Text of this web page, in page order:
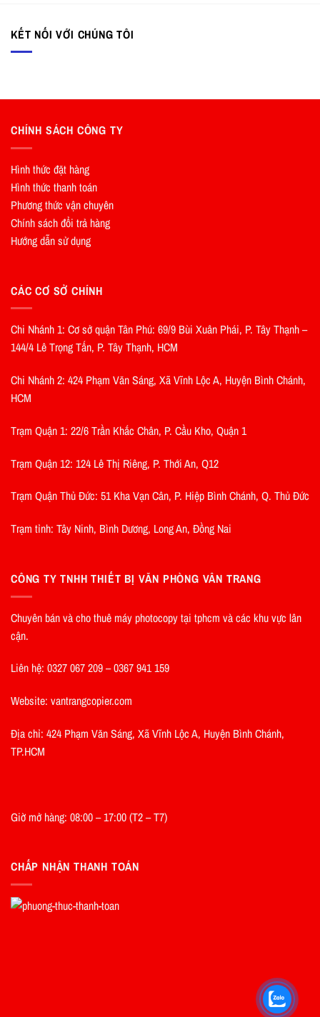
KẾT NỐI VỚI CHÚNG TÔI
CHÍNH SÁCH CÔNG TY
Hình thức đặt hàng
Hình thức thanh toán
Phương thức vận chuyên
Chính sách đổi trả hàng
Hướng dẫn sử dụng
CÁC CƠ SỞ CHÍNH
Chi Nhánh 1: Cơ sở quận Tân Phú: 69/9 Bùi Xuân Phái, P. Tây Thạnh –
144/4 Lê Trọng Tấn, P. Tây Thạnh, HCM
Chi Nhánh 2: 424 Phạm Văn Sáng, Xã Vĩnh Lộc A, Huyện Bình Chánh,
HCM
Trạm Quận 1: 22/6 Trần Khắc Chân, P. Cầu Kho, Quận 1
Trạm Quận 12: 124 Lê Thị Riêng, P. Thới An, Q12
Trạm Quận Thủ Đức: 51 Kha Vạn Cân, P. Hiệp Bình Chánh, Q. Thủ Đức
Trạm tỉnh: Tây Ninh, Bình Dương, Long An, Đồng Nai
CÔNG TY TNHH THIẾT BỊ VĂN PHÒNG VÂN TRANG
Chuyên bán và cho thuê máy photocopy tại tphcm và các khu vực lân
cận.
Liên hệ: 0327 067 209 – 0367 941 159
Website: vantrangcopier.com
Địa chỉ: 424 Phạm Văn Sáng, Xã Vĩnh Lộc A, Huyện Bình Chánh,
TP.HCM
Giờ mở hàng: 08:00 – 17:00 (T2 – T7)
CHẤP NHẬN THANH TOÁN